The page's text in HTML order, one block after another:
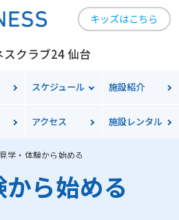
キッズはこちら
クラブ24 仙台
スケジュール 施設紹介
アクセス 施設レンタル
見学・体験から始める
ら始める